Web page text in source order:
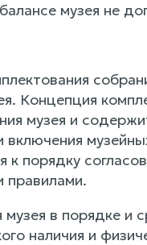
музея не
Концепция
музея и
порядку
правилами.
в порядке и
наличия и